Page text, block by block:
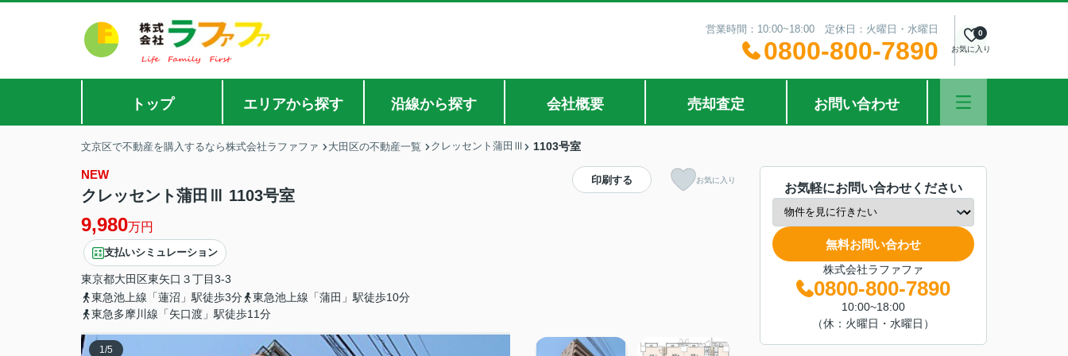
営業時間：10:00~18:00 定休日：火曜日・水曜日
0800-800-7890 お気に入り
0
トップ エリアから探す 沿線から探す 会社概要 売却査定 お問い合わせ
文京区で不動産を購入するなら株式会社ラファファ 大田区の不動産一覧 クレッセント蒲田Ⅲ 1103号室
NEW
クレッセント蒲田Ⅲ 1103号室
9,980万円
支払いシミュレーション
東京都大田区東矢口 ３丁目3-3
東急池上線「蓮沼」駅徒歩3分
東急池上線「蒲田」駅徒歩10分
東急多摩川線「矢口渡」駅徒歩11分
印刷する お気に入り
1/5
お気軽にお問い合わせください
無料お問い合わせ
株式会社ラファファ
0800-800-7890
10:00~18:00
（休：火曜日・水曜日）